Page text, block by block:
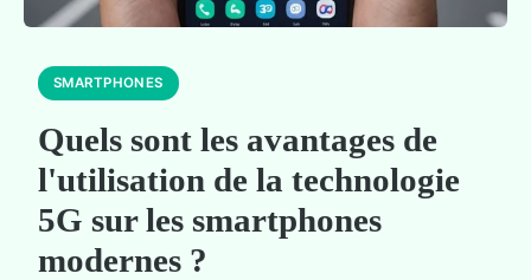
SMARTPHONES
Quels sont les avantages de
l'utilisation de la technologie
5G sur les smartphones
modernes ?